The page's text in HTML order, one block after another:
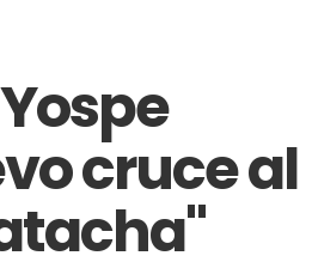
cruce al